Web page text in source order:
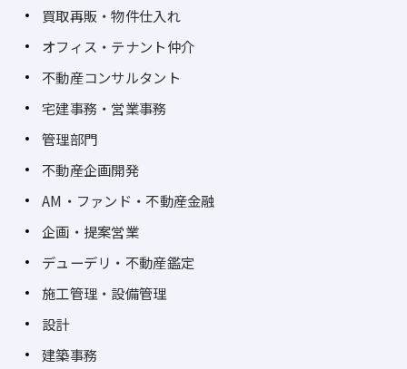
買取再販・物件仕入れ
オフィス・テナント仲介
不動産コンサルタント
宅建事務・営業事務
管理部門
不動産企画開発
AM・ファンド・不動産金融
企画・提案営業
デューデリ・不動産鑑定
施工管理・設備管理
設計
建築事務